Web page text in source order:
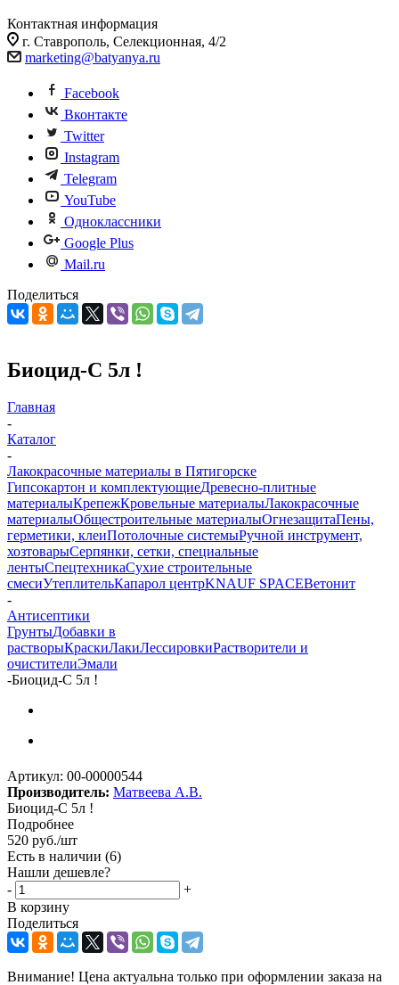
Контактная информация
г. Ставрополь, Селекционная, 4/2
marketing@batyanya.ru
Facebook
Вконтакте
Twitter
Instagram
Telegram
YouTube
Одноклассники
Google Plus
Mail.ru
Поделиться
Биоцид-С 5л !
Главная
-
Каталог
-
Лакокрасочные материалы в Пятигорске
Гипсокартон и комплектующиеДревесно-плитные
материалыКрепежКровельные материалыЛакокрасочные
материалыОбщестроительные материалыОгнезащитаПены,
герметики, клеиПотолочные системыРучной инструмент,
хозтоварыСерпянки, сетки, специальные
лентыСпецтехникаСухие строительные
смесиУтеплительКапарол центрKNAUF SPACEВетонит
-
Антисептики
ГрунтыДобавки в
растворыКраскиЛакиЛессировкиРастворители и
очистителиЭмали
-Биоцид-С 5л !
Артикул: 00-00000544
Производитель: Матвеева А.В.
Биоцид-С 5л !
Подробнее
520 руб./шт
Есть в наличии (6)
Нашли дешевле?
-
+
В корзину
Поделиться
Внимание! Цена актуальна только при оформлении заказа на